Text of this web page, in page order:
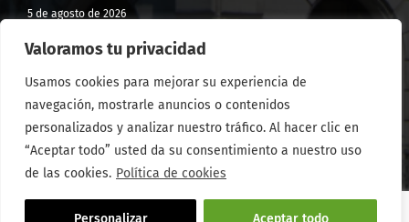
Valoramos tu privacidad
Usamos cookies para mejorar su experiencia de
navegación, mostrarle anuncios o contenidos
personalizados y analizar nuestro tráfico. Al hacer clic en
“Aceptar todo” usted da su consentimiento a nuestro uso
de las cookies. Política de cookies
Personalizar Aceptar todo
5 de agosto de 2026
Culminan las obras del nuevo arcén peatonal de la
Carretera de la Providencia, 3.330 metros para
caminar con seguridad
4 de agosto de 2026
| C/ Uría 17, Entresuelo Izq. | 33003